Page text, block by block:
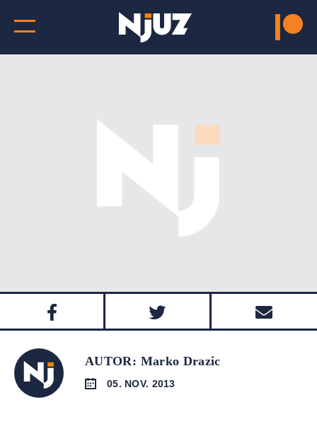
AUTOR: Marko Drazic
05. NOV. 2013